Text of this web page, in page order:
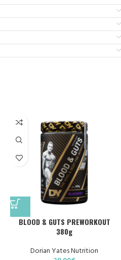
BLOOD & GUTS PREWORKOUT
380g
Dorian Yates Nutrition